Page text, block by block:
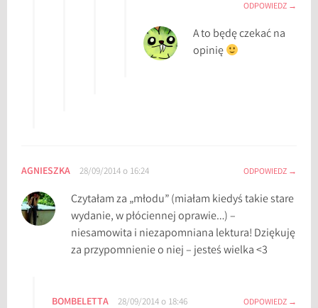
ODPOWIEDZ
A to będę czekać na
opinię
AGNIESZKA 28/09/2014 o 16:24 ODPOWIEDZ
Czytałam za „młodu” (miałam kiedyś takie stare
wydanie, w płóciennej oprawie…) –
niesamowita i niezapomniana lektura! Dziękuję
za przypomnienie o niej – jesteś wielka <3
BOMBELETTA 28/09/2014 o 18:46 ODPOWIEDZ